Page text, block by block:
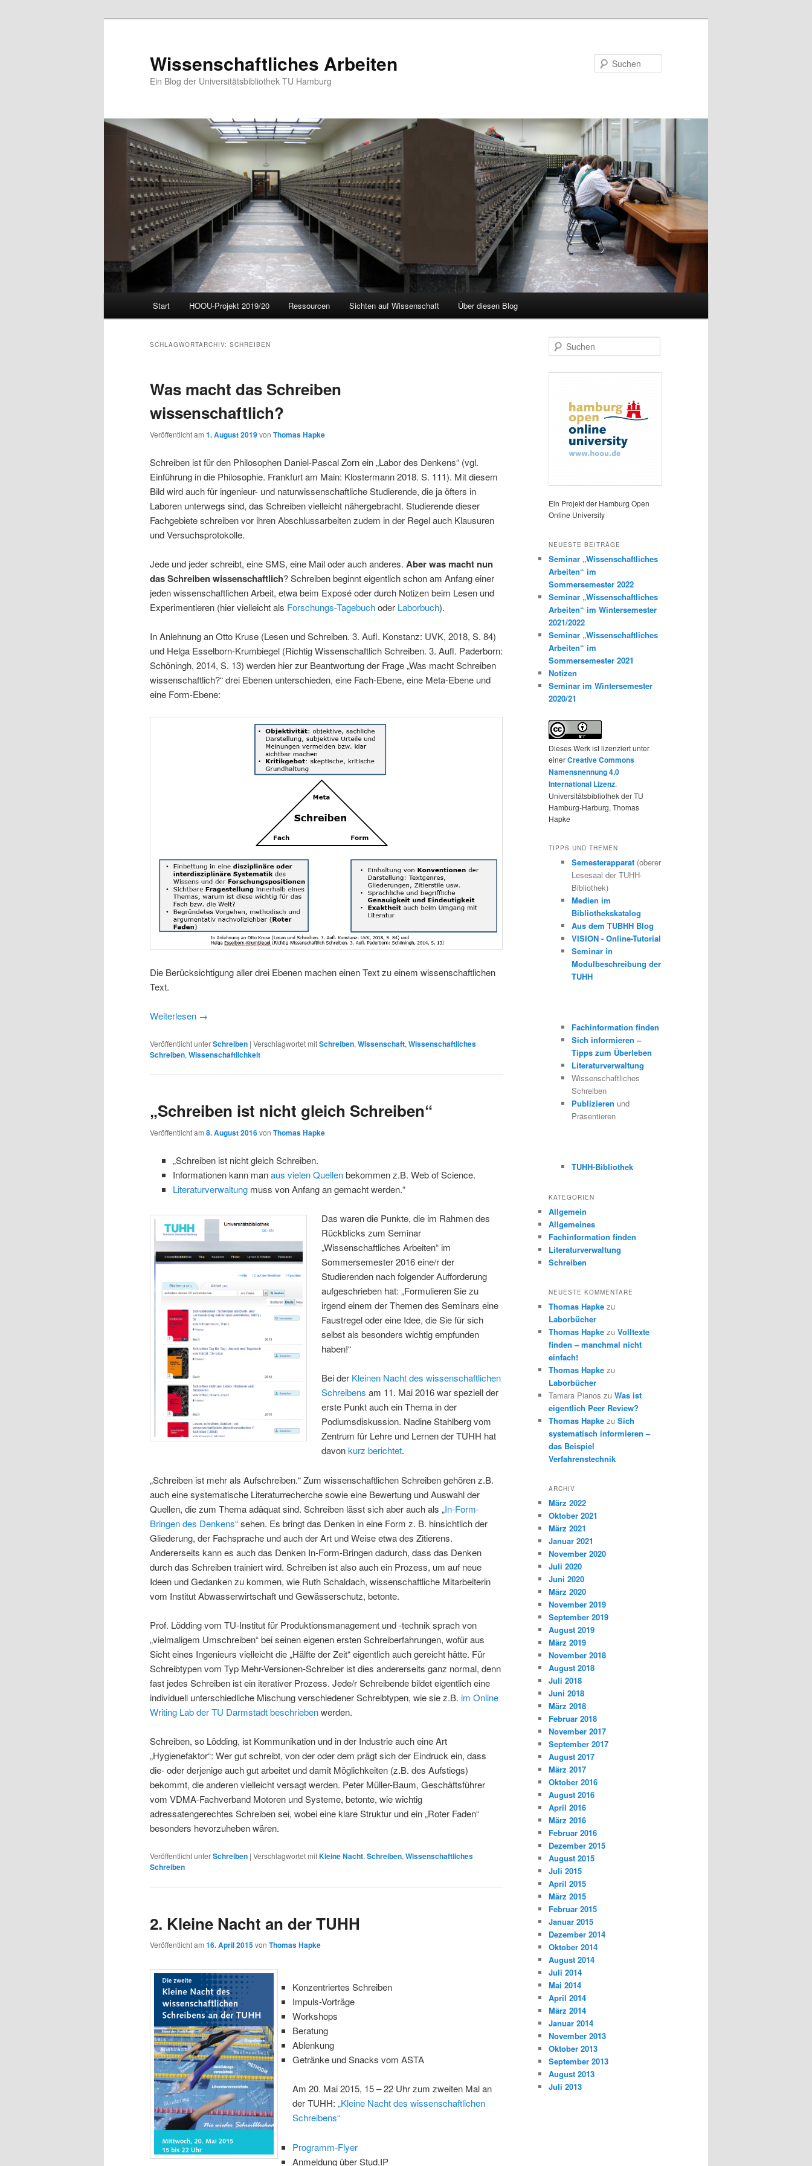
Wissenschaftliches Arbeiten
Ein Blog der Universitätsbibliothek TU Hamburg
Zum
springen
Zum
springen
Start HOOU-Projekt 2019/20 Ressourcen Sichten auf Wissenschaft Über diesen Blog
SCHLAGWORTARCHIV: SCHREIBEN
Was macht das Schreiben
wissenschaftlich?
Veröffentlicht am 1. August 2019von Thomas Hapke
Schreiben ist für den Philosophen Daniel-Pascal Zorn ein „Labor des Denkens“ (vgl.
Einführung in die Philosophie. Frankfurt am Main: Klostermann 2018. S. 111). Mit diesem
Bild wird auch für ingenieur- und naturwissenschaftliche Studierende, die ja öfters in
Laboren unterwegs sind, das Schreiben vielleicht nähergebracht. Studierende dieser
Fachgebiete schreiben vor ihren Abschlussarbeiten zudem in der Regel auch Klausuren
und Versuchsprotokolle.
Jede und jeder schreibt, eine SMS, eine Mail oder auch anderes. Aber was macht nun
das Schreiben wissenschaftlich? Schreiben beginnt eigentlich schon am Anfang einer
jeden wissenschaftlichen Arbeit, etwa beim Exposé oder durch Notizen beim Lesen und
Experimentieren (hier vielleicht als Forschungs-Tagebuchoder Laborbuch).
In Anlehnung an Otto Kruse (Lesen und Schreiben. 3. Aufl. Konstanz: UVK, 2018, S. 84)
und Helga Esselborn-Krumbiegel (Richtig Wissenschaftlich Schreiben. 3. Aufl. Paderborn:
Schöningh, 2014, S. 13) werden hier zur Beantwortung der Frage „Was macht Schreiben
wissenschaftlich?“ drei Ebenen unterschieden, eine Fach-Ebene, eine Meta-Ebene und
eine Form-Ebene:
Die Berücksichtigung aller drei Ebenen machen einen Text zu einem wissenschaftlichen
Text.
Weiterlesen →
Veröffentlicht unterSchreiben | Verschlagwortet mitSchreiben, Wissenschaft, Wissenschaftliches
Schreiben, Wissenschaftlichkeit
„Schreiben ist nicht gleich Schreiben“
Veröffentlicht am 8. August 2016von Thomas Hapke
„Schreiben ist nicht gleich Schreiben.
Informationen kann manaus vielen Quellenbekommen z.B. Web of Science.
Literaturverwaltungmuss von Anfang an gemacht werden.“
Das waren die Punkte, die im Rahmen des
Rückblicks zum Seminar
„Wissenschaftliches Arbeiten“ im
Sommersemester 2016 eine/r der
Studierenden nach folgender Aufforderung
aufgeschrieben hat: „Formulieren Sie zu
irgend einem der Themen des Seminars eine
Faustregel oder eine Idee, die Sie für sich
selbst als besonders wichtig empfunden
haben!“
Bei der Kleinen Nacht des wissenschaftlichen
Schreibens am 11. Mai 2016 war speziell der
erste Punkt auch ein Thema in der
Podiumsdiskussion. Nadine Stahlberg vom
Zentrum für Lehre und Lernen der TUHH hat
davonkurz berichtet.
„Schreiben ist mehr als Aufschreiben.“ Zum wissenschaftlichen Schreiben gehören z.B.
auch eine systematische Literaturrecherche sowie eine Bewertung und Auswahl der
Quellen, die zum Thema adäquat sind. Schreiben lässt sich aber auch als „In-Form-
Bringen des Denkens“ sehen. Es bringt das Denken in eine Form z. B. hinsichtlich der
Gliederung, der Fachsprache und auch der Art und Weise etwa des Zitierens.
Andererseits kann es auch das Denken In-Form-Bringen dadurch, dass das Denken
durch das Schreiben trainiert wird. Schreiben ist also auch ein Prozess, um auf neue
Ideen und Gedanken zu kommen, wie Ruth Schaldach, wissenschaftliche Mitarbeiterin
vom Institut Abwasserwirtschaft und Gewässerschutz, betonte.
Prof. Lödding vom TU-Institut für Produktionsmanagement und -technik sprach von
„vielmaligem Umschreiben“ bei seinen eigenen ersten Schreiberfahrungen, wofür aus
Sicht eines Ingenieurs vielleicht die „Hälfte der Zeit“ eigentlich auch gereicht hätte. Für
Schreibtypen vom Typ Mehr-Versionen-Schreiber ist dies andererseits ganz normal, denn
fast jedes Schreiben ist ein iterativer Prozess. Jede/r Schreibende bildet eigentlich eine
individuell unterschiedliche Mischung verschiedener Schreibtypen, wie sie z.B. im Online
Writing Lab der TU Darmstadt beschriebenwerden.
Schreiben, so Lödding, ist Kommunikation und in der Industrie auch eine Art
„Hygienefaktor“: Wer gut schreibt, von der oder dem prägt sich der Eindruck ein, dass
die- oder derjenige auch gut arbeitet und damit Möglichkeiten (z.B. des Aufstiegs)
bekommt, die anderen vielleicht versagt werden. Peter Müller-Baum, Geschäftsführer
vom VDMA-Fachverband Motoren und Systeme, betonte, wie wichtig
adressatengerechtes Schreiben sei, wobei eine klare Struktur und ein „Roter Faden“
besonders hevorzuheben wären.
Veröffentlicht unterSchreiben | Verschlagwortet mitKleine Nacht, Schreiben, Wissenschaftliches
Schreiben
2. Kleine Nacht an der TUHH
Veröffentlicht am 16. April 2015von Thomas Hapke
Konzentriertes Schreiben
Impuls-Vorträge
Workshops
Beratung
Ablenkung
Getränke und Snacks vom ASTA
Am 20. Mai 2015, 15 – 22 Uhr zum zweiten Mal an
der TUHH:„Kleine Nacht des wissenschaftlichen
Schreibens“
Programm-Flyer
Anmeldung über Stud.IP
u
Ein Projekt der Hamburg Open
Online University
NEUESTE BEITRÄGE
Seminar „Wissenschaftliches
Arbeiten“ im
Sommersemester 2022
Seminar „Wissenschaftliches
Arbeiten“ im Wintersemester
2021/2022
Seminar „Wissenschaftliches
Arbeiten“ im
Sommersemester 2021
Notizen
Seminar im Wintersemester
2020/21
Dieses Werk ist lizenziert unter
einerCreative Commons
Namensnennung 4.0
International Lizenz.
Universitätsbibliothek der TU
Hamburg-Harburg, Thomas
Hapke
TIPPS UND THEMEN
Semesterapparat (oberer
Lesesaal der TUHH-
Bibliothek)
Medien im
Bibliothekskatalog
Aus dem TUBHH Blog
VISION - Online-Tutorial
Seminar in
Modulbeschreibung der
TUHH
Fachinformation finden
Sich informieren –
Tipps zum Überleben
Literaturverwaltung
Wissenschaftliches
Schreiben
Publizieren und
Präsentieren
TUHH-Bibliothek
KATEGORIEN
Allgemein
Allgemeines
Fachinformation finden
Literaturverwaltung
Schreiben
NEUESTE KOMMENTARE
Thomas Hapke zu
Laborbücher
Thomas Hapke zu Volltexte
finden – manchmal nicht
einfach!
Thomas Hapke zu
Laborbücher
Tamara Pianos zu Was ist
eigentlich Peer Review?
Thomas Hapke zu Sich
systematisch informieren –
das Beispiel
Verfahrenstechnik
ARCHIV
März 2022
Oktober 2021
März 2021
Januar 2021
November 2020
Juli 2020
Juni 2020
März 2020
November 2019
September 2019
August 2019
März 2019
November 2018
August 2018
Juli 2018
Juni 2018
März 2018
Februar 2018
November 2017
September 2017
August 2017
März 2017
Oktober 2016
August 2016
April 2016
März 2016
Februar 2016
Dezember 2015
August 2015
Juli 2015
April 2015
März 2015
Februar 2015
Januar 2015
Dezember 2014
Oktober 2014
August 2014
Juli 2014
Mai 2014
April 2014
März 2014
Januar 2014
November 2013
Oktober 2013
September 2013
August 2013
Juli 2013